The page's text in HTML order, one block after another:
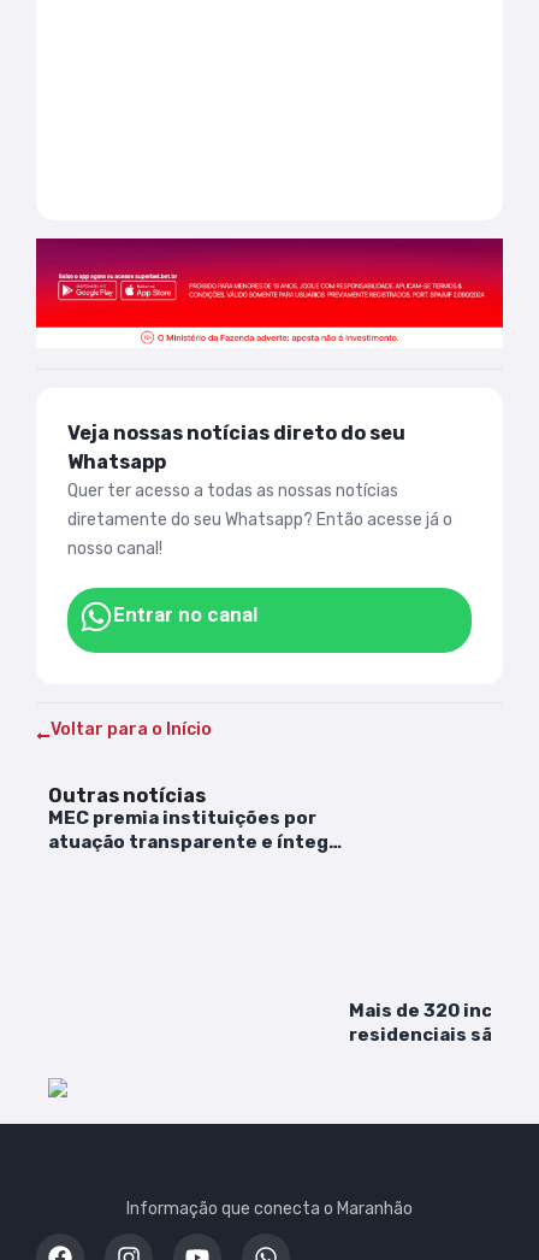
Veja nossas notícias direto do seu
Whatsapp
Quer ter acesso a todas as nossas notícias
diretamente do seu Whatsapp? Então acesse já o
nosso canal!
Entrar no canal
Voltar para o Início
Outras notícias
MEC premia instituições por
atuação transparente e íntegra
Mais de 320
residenciais são
Informação que conecta o Maranhão